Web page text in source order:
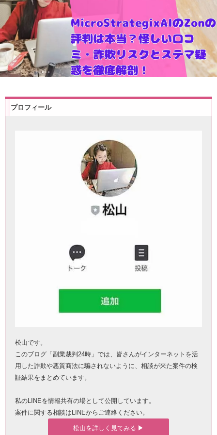
プロフィール
松山です。
このブログ「副業裁判24時」では、皆さんがインターネットを活
用した詐欺や悪質商法に騙されないように、相談が来た案件の検
証結果をまとめています。
私のLINEを情報共有の場として公開しています。
案件に関する相談はLINEからご連絡ください。
松山を詳しく見てみる ▶︎